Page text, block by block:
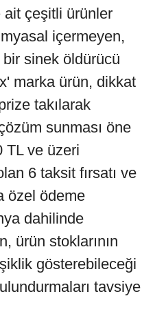
çeşitli ürünler
içermeyen,
sinek öldürücü
marka ürün, dikkat
takılarak
sunması öne
TL ve üzeri
6 taksit fırsatı ve
özel ödeme
dahilinde
ürün stoklarının
gösterebileceği
tavsiye